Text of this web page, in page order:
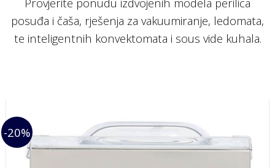
posuđa i čaša, rješenja za vakuumiranje, ledomata,
te inteligentnih konvektomata i sous vide kuhala.
-20%